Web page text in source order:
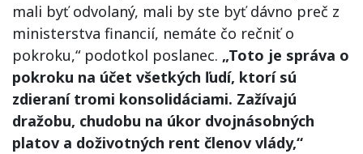
mali byť odvolaný, mali by ste byť dávno preč z
ministerstva financií, nemáte čo rečniť o
pokroku,“ podotkol poslanec. „Toto je správa o
pokroku na účet všetkých ľudí, ktorí sú
zdieraní tromi konsolidáciami. Zažívajú
dražobu, chudobu na úkor dvojnásobných
platov a doživotných rent členov vlády,“